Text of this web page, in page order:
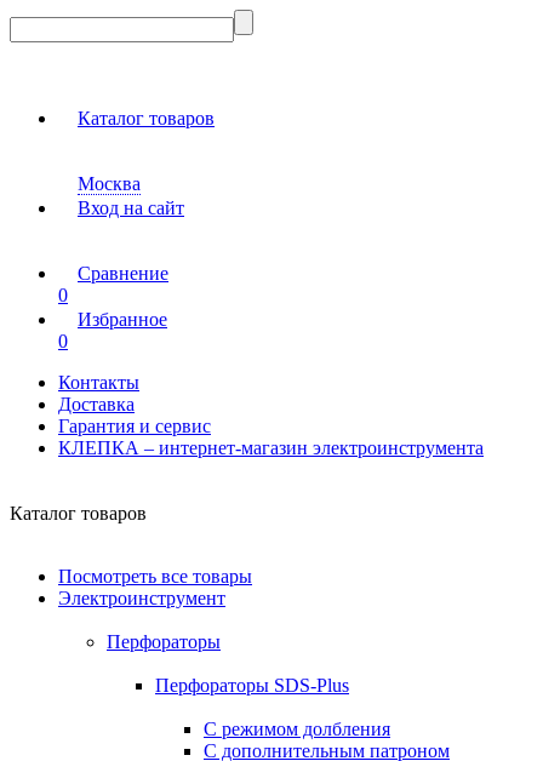
Каталог товаров
Москва
Вход на сайт
Сравнение
0
Избранное
0
Контакты
Доставка
Гарантия и сервис
КЛЕПКА – интернет-магазин электроинструмента
Каталог товаров
Посмотреть все товары
Электроинструмент
Перфораторы
Перфораторы SDS-Plus
С режимом долбления
С дополнительным патроном